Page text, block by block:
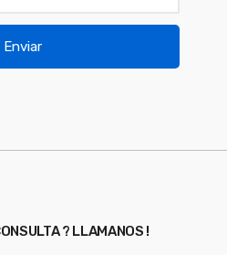
Enviar
? LLAMANOS !